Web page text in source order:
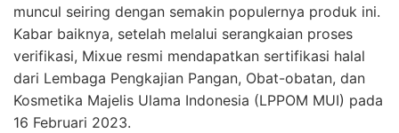
muncul seiring dengan semakin populernya produk ini.
Kabar baiknya, setelah melalui serangkaian proses
verifikasi, Mixue resmi mendapatkan sertifikasi halal
dari Lembaga Pengkajian Pangan, Obat-obatan, dan
Kosmetika Majelis Ulama Indonesia (LPPOM MUI) pada
16 Februari 2023.